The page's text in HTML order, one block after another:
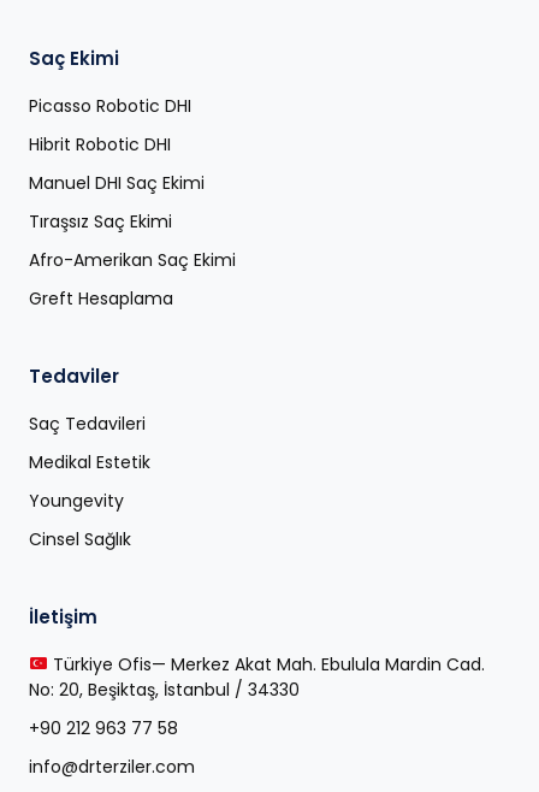
Saç Ekimi
Picasso Robotic DHI
Hibrit Robotic DHI
Manuel DHI Saç Ekimi
Tıraşsız Saç Ekimi
Afro-Amerikan Saç Ekimi
Greft Hesaplama
Tedaviler
Saç Tedavileri
Medikal Estetik
Youngevity
Cinsel Sağlık
İletişim
Türkiye Ofis— Merkez Akat Mah. Ebulula Mardin Cad.
No: 20, Beşiktaş, İstanbul / 34330
+90 212 963 77 58
info@drterziler.com